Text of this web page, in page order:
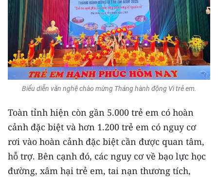
Media Du lịch
Media Thế giới
Media Thể thao
Media Giáo dục
Media Khoa học - Công nghệ
Media Môi trường
Ảnh
Biểu diễn văn nghệ chào mừng Tháng hành động Vì trẻ em.
Toàn tỉnh hiện còn gần 5.000 trẻ em có hoàn
cảnh đặc biệt và hơn 1.200 trẻ em có nguy cơ
rơi vào hoàn cảnh đặc biệt cần được quan tâm,
hỗ trợ. Bên cạnh đó, các nguy cơ về bạo lực học
đường, xâm hại trẻ em, tai nạn thương tích,